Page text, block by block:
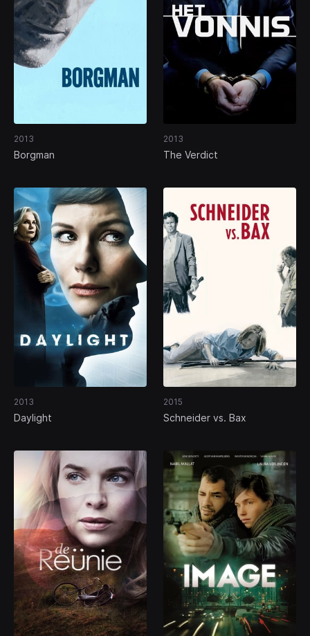
2013
Borgman
2013
The Verdict
2013
Daylight
2015
Schneider vs. Bax